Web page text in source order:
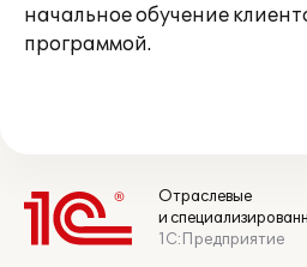
начальное обучение
программой.
Отраслевые
и
1С:Предприятие